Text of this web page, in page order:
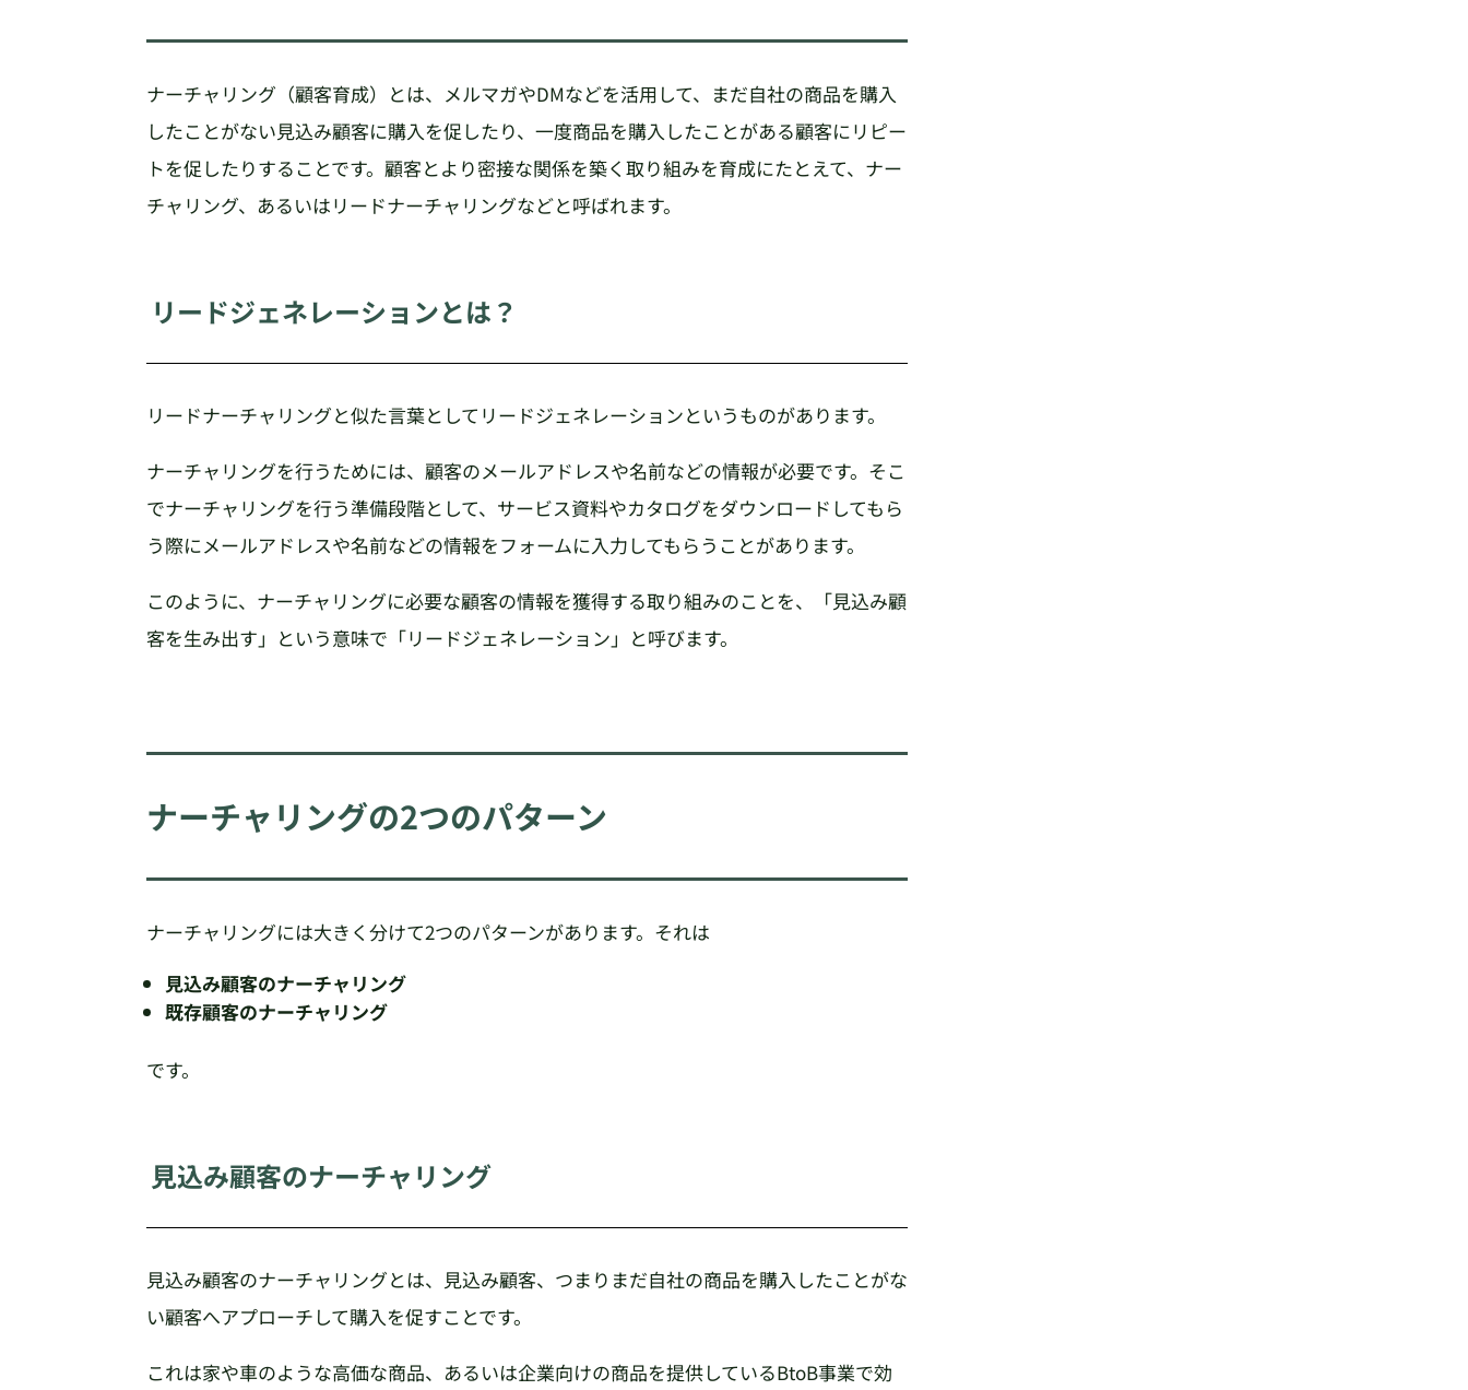
ナーチャリング（顧客育成）とは、メルマガやDMなどを活用して、まだ自社の商品を購入
したことがない見込み顧客に購入を促したり、一度商品を購入したことがある顧客にリピー
トを促したりすることです。顧客とより密接な関係を築く取り組みを育成にたとえて、ナー
チャリング、あるいはリードナーチャリングなどと呼ばれます。
リードジェネレーションとは？
リードナーチャリングと似た言葉としてリードジェネレーションというものがあります。
ナーチャリングを行うためには、顧客のメールアドレスや名前などの情報が必要です。そこ
でナーチャリングを行う準備段階として、サービス資料やカタログをダウンロードしてもら
う際にメールアドレスや名前などの情報をフォームに入力してもらうことがあります。
このように、ナーチャリングに必要な顧客の情報を獲得する取り組みのことを、「見込み顧
客を生み出す」という意味で「リードジェネレーション」と呼びます。
ナーチャリングの2つのパターン
ナーチャリングには大きく分けて2つのパターンがあります。それは
見込み顧客のナーチャリング
既存顧客のナーチャリング
です。
見込み顧客のナーチャリング
見込み顧客のナーチャリングとは、見込み顧客、つまりまだ自社の商品を購入したことがな
い顧客へアプローチして購入を促すことです。
これは家や車のような高価な商品、あるいは企業向けの商品を提供しているBtoB事業で効